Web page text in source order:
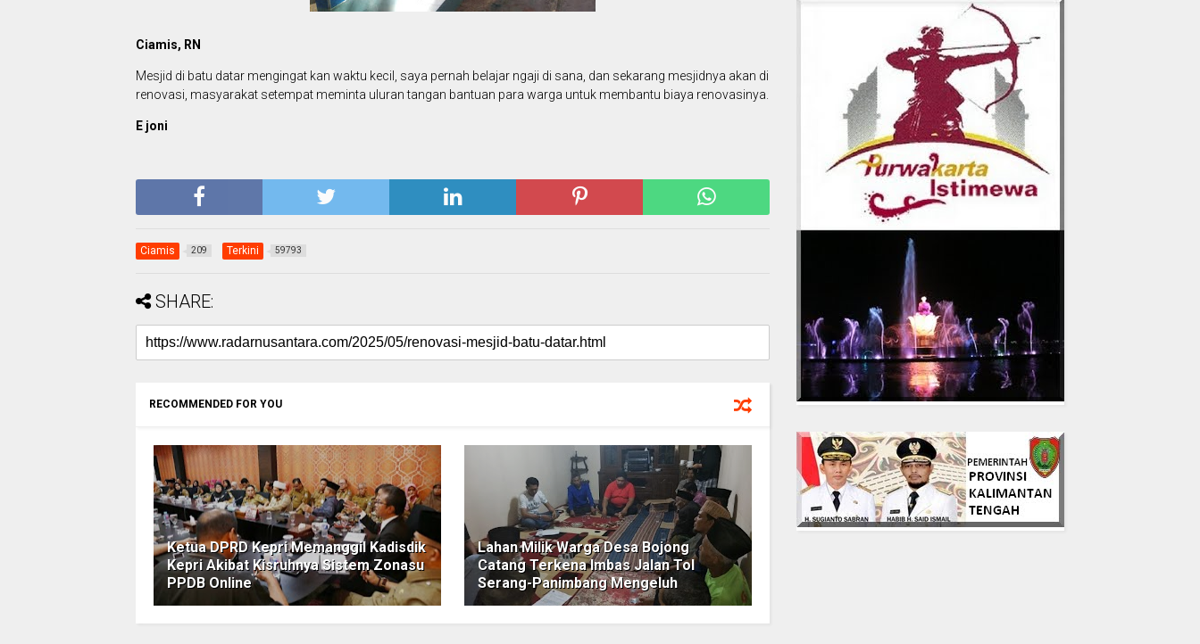
Ciamis, RN
Mesjid di batu datar mengingat kan waktu kecil, saya pernah belajar ngaji di sana, dan sekarang mesjidnya akan di
renovasi, masyarakat setempat meminta uluran tangan bantuan para warga untuk membantu biaya renovasinya.
E joni
Ciamis 209 Terkini 59793
SHARE:
RECOMMENDED FOR YOU
Ketua DPRD Kepri Memanggil Kadisdik
Kepri Akibat Kisruhnya Sistem Zonasu
PPDB Online
Lahan Milik Warga Desa Bojong
Catang Terkena Imbas Jalan Tol
Serang-Panimbang Mengeluh